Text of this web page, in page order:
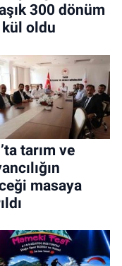
300 dönüm
oldu
tarım ve
masaya